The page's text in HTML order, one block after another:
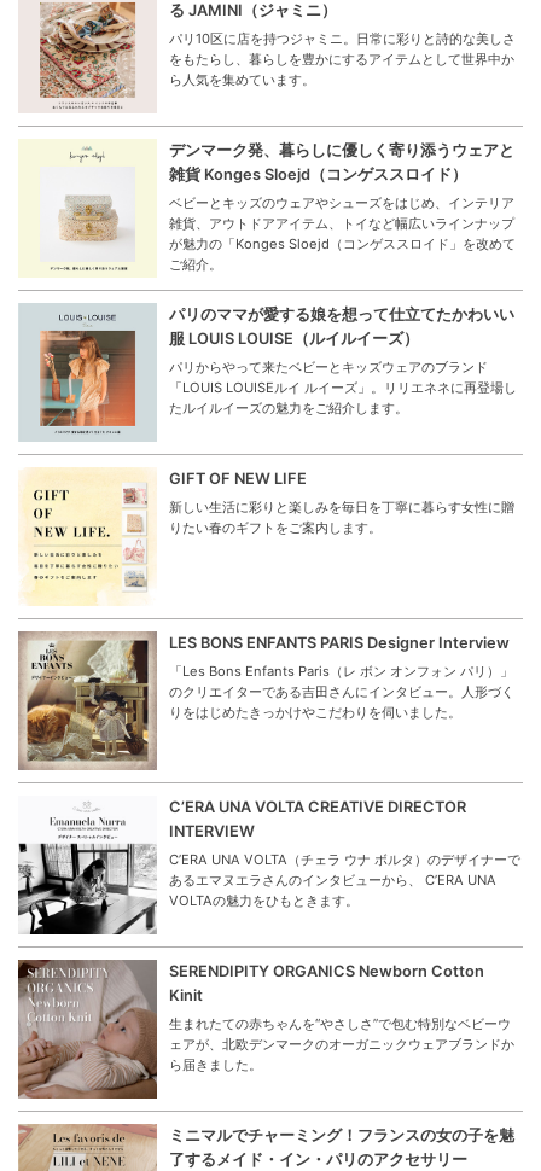
る JAMINI（ジャミニ）
パリ10区に店を持つジャミニ。日常に彩りと詩的な美しさ
をもたらし、暮らしを豊かにするアイテムとして世界中か
ら人気を集めています。
デンマーク発、暮らしに優しく寄り添うウェアと
雑貨 Konges Sloejd（コンゲススロイド）
ベビーとキッズのウェアやシューズをはじめ、インテリア
雑貨、アウトドアアイテム、トイなど幅広いラインナップ
が魅力の「Konges Sloejd（コンゲススロイド」を改めて
ご紹介。
パリのママが愛する娘を想って仕立てたかわいい
服 LOUIS LOUISE（ルイルイーズ）
パリからやって来たベビーとキッズウェアのブランド
「LOUIS LOUISEルイ ルイーズ」。リリエネネに再登場し
たルイルイーズの魅力をご紹介します。
GIFT OF NEW LIFE
新しい生活に彩りと楽しみを毎日を丁寧に暮らす女性に贈
りたい春のギフトをご案内します。
LES BONS ENFANTS PARIS Designer Interview
「Les Bons Enfants Paris（レ ボン オンフォン パリ）」
のクリエイターである吉田さんにインタビュー。人形づく
りをはじめたきっかけやこだわりを伺いました。
C’ERA UNA VOLTA CREATIVE DIRECTOR
INTERVIEW
C’ERA UNA VOLTA（チェラ ウナ ボルタ）のデザイナーで
あるエマヌエラさんのインタビューから、 C’ERA UNA
VOLTAの魅力をひもときます。
SERENDIPITY ORGANICS Newborn Cotton
Kinit
生まれたての赤ちゃんを“やさしさ”で包む特別なベビーウ
ェアが、北欧デンマークのオーガニックウェアブランドか
ら届きました。
ミニマルでチャーミング！フランスの女の子を魅
了するメイド・イン・パリのアクセサリー